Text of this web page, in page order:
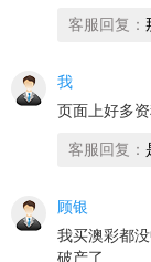
客服回复：
我
页面上好多
客服回复：
顾银
我买澳彩都
破产了